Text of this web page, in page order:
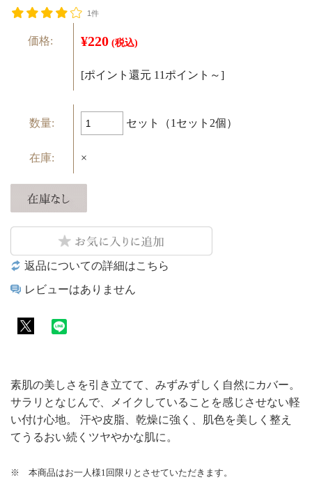
1件
価格: ¥220 (税込)
[ポイント還元 11ポイント～]
数量: セット（1セット2個）
在庫: ×
返品についての詳細はこちら
レビューはありません
素肌の美しさを引き立てて、みずみずしく自然にカバー。
サラリとなじんで、メイクしていることを感じさせない軽
い付け心地。 汗や皮脂、乾燥に強く、肌色を美しく整え
てうるおい続くツヤやかな肌に。
※ 本商品はお一人様1回限りとさせていただきます。